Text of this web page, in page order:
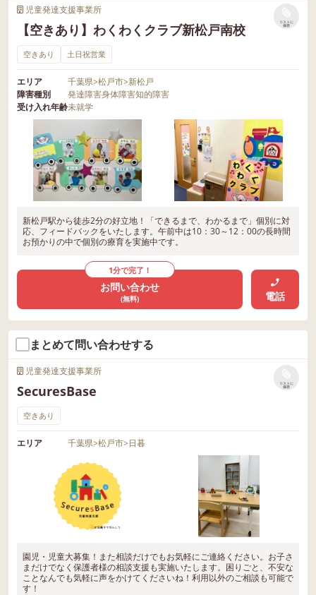
児童発達支援事業所
【空きあり】わくわくクラブ新松戸南校
リストに
保存
空きあり 土日祝営業
エリア 千葉県>松戸市>新松戸
障害種別
発達障害身体障害知的障害
受け入れ年齢未就学
新松戸駅から徒歩2分の好立地！「できるまで、わかるまで」個別に対
応、フィードバックをいたします。午前中は10：30～12：00の長時間
お預かりの中で個別の療育を実施中です。
1分で完了！
お問い合わせ
(無料) 電話
まとめて問い合わせする
児童発達支援事業所
SecuresBase
リストに
保存
空きあり
エリア 千葉県>松戸市>日暮
園児・児童大募集！また相談だけでもお気軽にご連絡ください。お子さ
まだけでなく保護者様の相談支援も実施いたします。困りごと、不安な
ことなんでも気軽に声をかけてくださいね！利用以外のご相談も可能で
す！